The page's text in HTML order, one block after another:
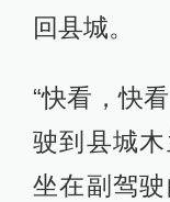
回县城。
“快看，快
驶到县城
坐在副驾